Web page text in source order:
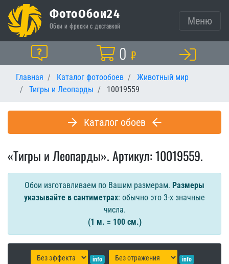
ФотоОбои24
Обои и фрески с доставкой Меню
Помощь Корзина
0 ₽
Главная Каталог фотообоев
Животный мир
Тигры и Леопарды
10019559
Каталог обоев
«Тигры и Леопарды». Артикул: 10019559.
Обои изготавливаем по Вашим размерам. Размеры
указывайте в сантиметрах: обычно это 3-х значные
числа.
(1 м. = 100 см.)
info info